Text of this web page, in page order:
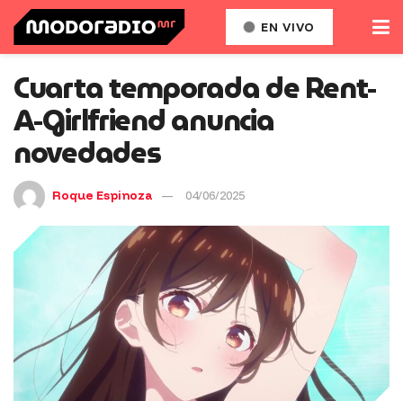
EN VIVO
Cuarta temporada de Rent-
A-Girlfriend anuncia
novedades
Roque Espinoza 04/06/2025